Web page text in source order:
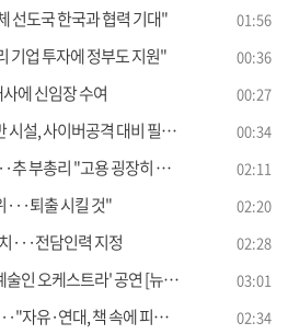
선도국 한국과 협력 기대" 01:56
기업 투자에 정부도 지원" 00:36
에 신임장 수여 00:27
설, 사이버공격 대비 필요" 00:34
총리 "고용 굉장히 좋아" 02:11
···퇴출 시킬 것" 02:20
···전담인력 지정 02:28
오케스트라' 공연 [뉴스의 맥] 03:01
·연대, 책 속에 피어나기를" 02:34